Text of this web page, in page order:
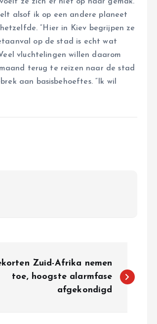
alsof ik op een andere planeet
“Hier in Kiev begrijpen ze
op de stad is echt wat
vluchtelingen willen daarom
terug te reizen naar de stad
aan basisbehoeftes. “Ik wil
Zuid-Afrika nemen
toe, hoogste alarmfase
afgekondigd